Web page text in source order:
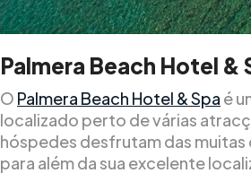
Palmera Beach Hotel &
O Palmera Beach Hotel & Spa é
localizado perto de várias
hóspedes desfrutam das
para além da sua excelente